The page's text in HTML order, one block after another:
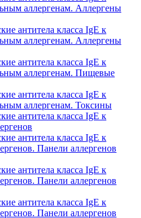
аллергенам. Аллергены
антитела класса IgE к
аллергенам. Аллергены
антитела класса IgE к
аллергенам. Пищевые
антитела класса IgE к
аллергенам. Токсины
антитела класса IgE к
антитела класса IgE к
Панели аллергенов
антитела класса IgE к
Панели аллергенов
антитела класса IgE к
Панели аллергенов